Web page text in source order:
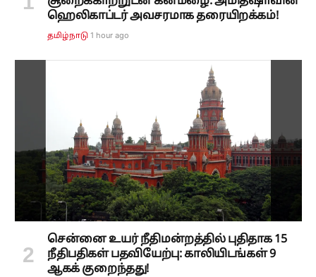
ஹெலிகாப்டர் அவசரமாக தரையிறக்கம்!
தமிழ்நாடு 1 hour ago
சென்னை உயர் நீதிமன்றத்தில் புதிதாக 15
நீதிபதிகள் பதவியேற்பு: காலியிடங்கள் 9
ஆகக் குறைந்தது!